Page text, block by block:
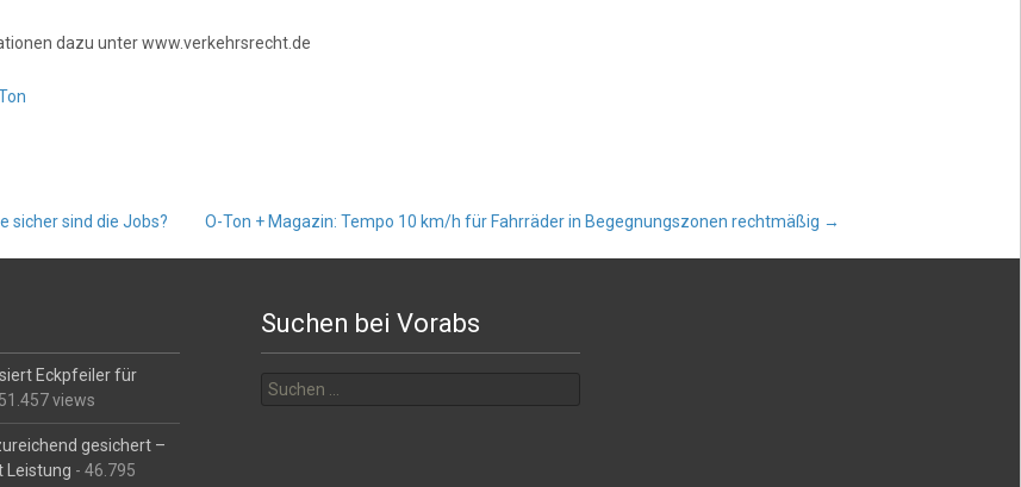
dazu unter www.verkehrsrecht.de
sicher sind die Jobs? O-Ton + Magazin: Tempo 10 km/h für Fahrräder in Begegnungszonen rechtmäßig →
Eckpfeiler für
views
gesichert –
Leistung - 46.795
Suchen bei Vorabs
nach: